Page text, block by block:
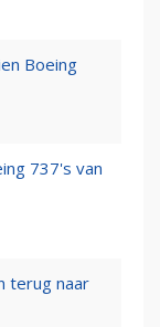
Boeing
737's van
terug naar